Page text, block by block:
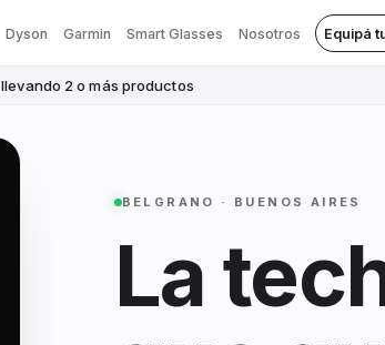
Dyson Garmin Smart Glasses Nosotros Equipá
llevando 2 o más productos
BELGRANO · BUENOS AIRES
La